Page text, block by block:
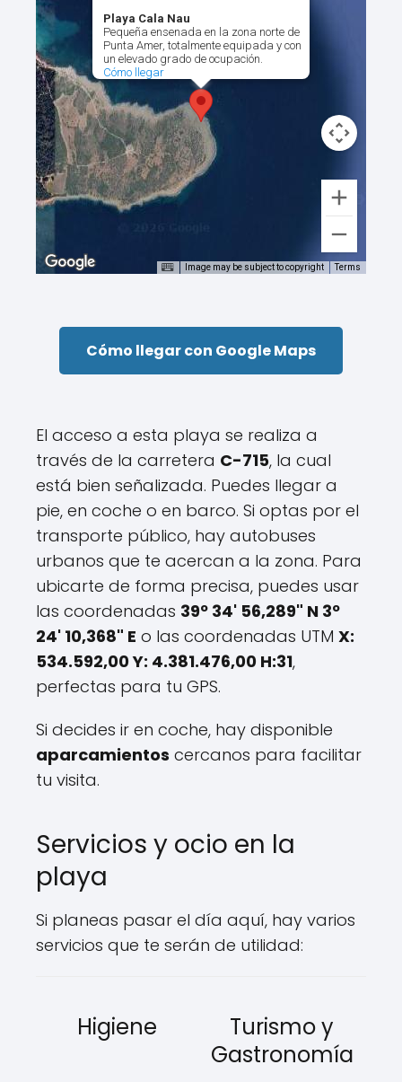
Playa Cala Nau
Pequeña ensenada en la zona norte de
Punta Amer, totalmente equipada y con
un elevado grado de ocupación.
Cómo llegar
Image may be subject to copyright Terms
Cómo llegar con Google Maps
El acceso a esta playa se realiza a
través de la carretera C-715, la cual
está bien señalizada. Puedes llegar a
pie, en coche o en barco. Si optas por el
transporte público, hay autobuses
urbanos que te acercan a la zona. Para
ubicarte de forma precisa, puedes usar
las coordenadas 39º 34' 56,289" N 3º
24' 10,368" E o las coordenadas UTM X:
534.592,00 Y: 4.381.476,00 H:31,
perfectas para tu GPS.
Si decides ir en coche, hay disponible
aparcamientos cercanos para facilitar
tu visita.
Servicios y ocio en la
playa
Si planeas pasar el día aquí, hay varios
servicios que te serán de utilidad:
Higiene
Turismo y
Gastronomía